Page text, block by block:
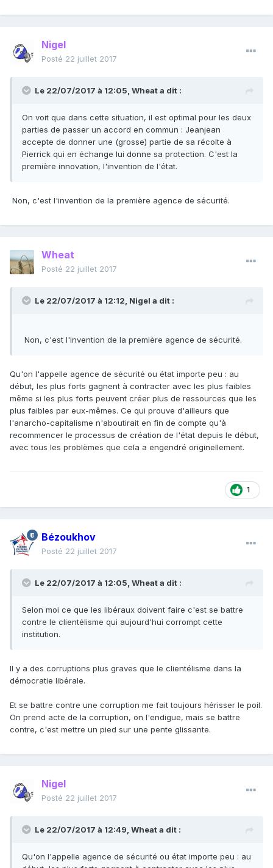
Nigel
Posté 22 juillet 2017
Le 22/07/2017 à 12:05, Wheata dit :
On voit que dans cette situation, il est optimal pour les deux
parties de passer un accord en commun : Jeanjean
accepte de donner une (grosse) partie de sa récolte à
Pierrick qui en échange lui donne sa protection. C'est la
première innovation, l'invention de l'état.
Non, c'est l'invention de la première agence de sécurité.
Wheat
Posté 22 juillet 2017
Le 22/07/2017 à 12:12, Nigel a dit :
Non, c'est l'invention de la première agence de sécurité.
Qu'on l'appelle agence de sécurité ou état importe peu : au
début, les plus forts gagnent à contracter avec les plus faibles
même si les plus forts peuvent créer plus de ressources que les
plus faibles par eux-mêmes. Ce qui prouve d'ailleurs que
l'anarcho-capitalisme n'aboutirait en fin de compte qu'à
recommencer le processus de création de l'état depuis le début,
avec tous les problèmes que cela a engendré originellement.
1
Bézoukhov
Posté 22 juillet 2017
Le 22/07/2017 à 12:05, Wheata dit :
Selon moi ce que les libéraux doivent faire c'est se battre
contre le clientélisme qui aujourd'hui corrompt cette
institution.
Il y a des corruptions plus graves que le clientélisme dans la
démocratie libérale.
Et se battre contre une corruption me fait toujours hérisser le poil.
On prend acte de la corruption, on l'endigue, mais se battre
contre, c'est mettre un pied sur une pente glissante.
Nigel
Posté 22 juillet 2017
Le 22/07/2017 à 12:49, Wheata dit :
Qu'on l'appelle agence de sécurité ou état importe peu : au